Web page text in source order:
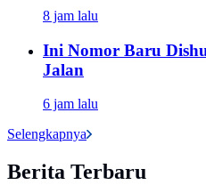
8 jam lalu
Ini Nomor Baru
Jalan
6 jam lalu
Selengkapnya
Berita Terbaru